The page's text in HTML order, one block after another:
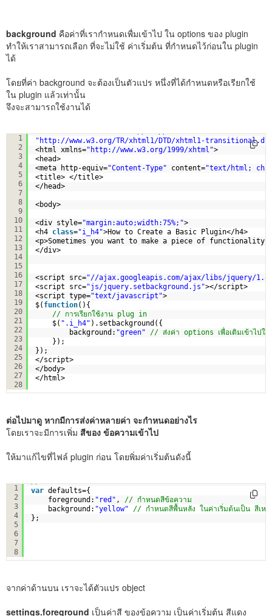
background คือค่าที่เรากำหนดเพื่มเข้าไป ใน options ของ plugin
ทำให้เราสามารถเลือก ที่จะไม่ใช้ ค่าเริ่มต้น ที่กำหนดไว้ก่อนใน plugin
ได้
โดยที่ค่า background จะต้องเป็นตัวแปร หนึ่งที่ได้กำหนดหรือเรียกใช้
ใน plugin แล้วเท่านั้น
จึงจะสามารถใช้งานได้
1
2
3
4
5
6
7
8
9
10
11
12
13
14
15
16
17
18
19
20
21
22
23
24
25
26
27
28
" http://www.w3.org/TR/xhtml1/DTD/xhtml1-
<html xmlns=" http://www.w3.org/1999/xhtml ">
<head>
<meta http-equiv="Content-Type" content="text/html;
<title> </title>
</head>
<body>
<div style="margin:auto;width:75%;">
<h4 class="i_h4">How to Create a Basic Plugin</h4>
<p>Sometimes you want to make a piece of
</div>
<script src="//ajax.googleapis.com/ajax/libs/jquery/
<script src="js/jquery.setbackground.js"></script>
<script type="text/javascript">
$( function(){
// การเรียกใช้งาน plug in
$( ".i_h4" ).setbackground({
background: "green"
// ส่งค่า options เพื่อเติมเข้าไปใ
});
});
</script>
</body>
</html>
ต่อไปมาดู หากมีการส่งค่าหลายค่า จะกำหนดอย่างไร
โดยเราจะมีการเพิ่ม สีของ ข้อความเข้าไป
ให้มาแก้ไขที่ไฟล์ plugin ก่อน โดยพิ่มค่าเริ่มต้นดังนี้
1
2
3
4
5
6
7
8
var defaults={
foreground: "red" , // กำหนดสีข้อความ
background: "yellow"
// กำหนดสีพื้นหลัง ในค่าเริ่มต้นเป็น สีเหลื
};
จากค่าด้านบน เราจะได้ตัวแปร object
settings.foreground เป็นค่าสี ของข้อความ เป็นค่าเริ่มต้น สีแดง